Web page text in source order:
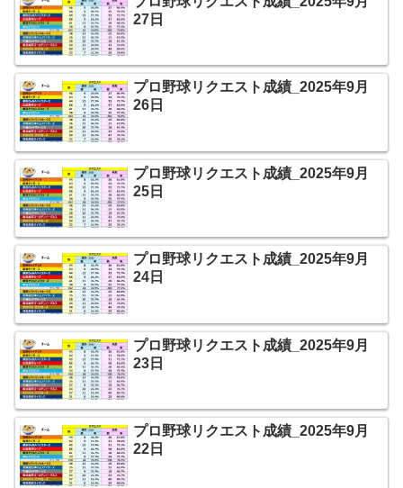
27日
プロ野球リクエスト成績_2025年9月
26日
プロ野球リクエスト成績_2025年9月
25日
プロ野球リクエスト成績_2025年9月
24日
プロ野球リクエスト成績_2025年9月
23日
プロ野球リクエスト成績_2025年9月
22日